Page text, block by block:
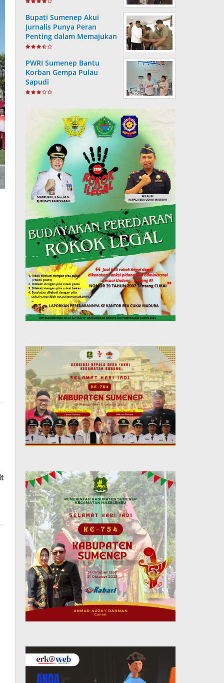
Bupati Sumenep Akui
Jurnalis Punya Peran
Penting dalam Memajukan
Daerah
PWRI Sumenep Bantu
Korban Gempa Pulau
Sapudi